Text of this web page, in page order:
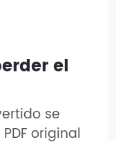
el
se
original